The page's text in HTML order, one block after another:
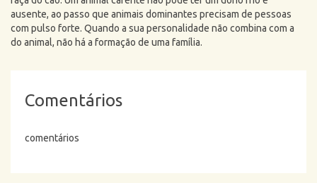
ausente, ao passo que animais dominantes precisam de pessoas
com pulso forte. Quando a sua personalidade não combina com a
do animal, não há a formação de uma família.
Comentários
comentários